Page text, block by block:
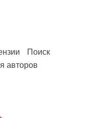
Поиск
авторов